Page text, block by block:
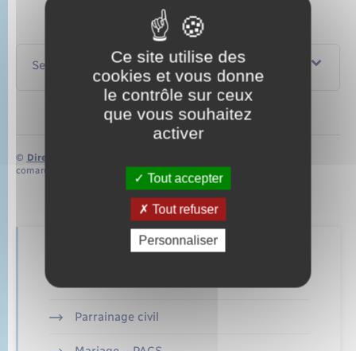
Services en ligne et formulaires
© Direction de l’information légale et administrative
comarquage developpé parbaseo.io
Parrainage civil
Ce site utilise des
cookies et vous donne
le contrôle sur ceux
que vous souhaitez
activer
Tout accepter
Tout refuser
Personnaliser